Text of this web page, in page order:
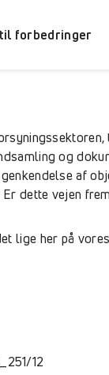
forbedringer
og
af
dette vejen
lige her på
12